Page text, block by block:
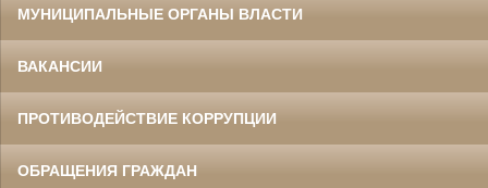
МУНИЦИПАЛЬНЫЕ ОРГАНЫ ВЛАСТИ
ВАКАНСИИ
ПРОТИВОДЕЙСТВИЕ КОРРУПЦИИ
ОБРАЩЕНИЯ ГРАЖДАН